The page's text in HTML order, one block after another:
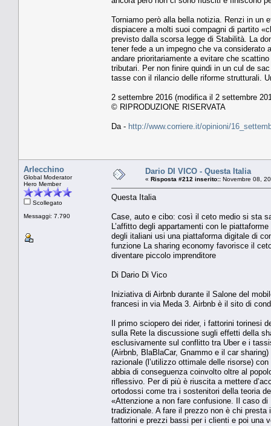
Torniamo però alla bella notizia. Renzi in un
dispiacere a molti suoi compagni di partito
previsto dalla scorsa legge di Stabilità. La
tener fede a un impegno che va considerato
andare prioritariamente a evitare che
tributari. Per non finire quindi in un cul de
tasse con il rilancio delle riforme strutturali.
2 settembre 2016 (modifica il 2 settembre
© RIPRODUZIONE RISERVATA
Da - http://www.corriere.it/opinioni/
Arlecchino
Global Moderator
Hero Member
Scollegato
Messaggi: 7.790
Dario DI VICO - Questa Italia
« Risposta #212 inserito:: Novembre 08,
Questa Italia
Case, auto e cibo: così il ceto medio si sta
L’affitto degli appartamenti con le
degli italiani usi una piattaforma digitale di
funzione La sharing economy favorisce il
diventare piccolo imprenditore
Di Dario Di Vico
Iniziativa di Airbnb durante il Salone del
francesi in via Meda 3. Airbnb è il sito di
Il primo sciopero dei rider, i fattorini torinesi
sulla Rete la discussione sugli effetti della
esclusivamente sul conflitto tra Uber e i
(Airbnb, BlaBlaCar, Gnammo e il car
razionale (l’utilizzo ottimale delle risorse)
abbia di conseguenza coinvolto oltre al
riflessivo. Per di più è riuscita a mettere
ortodossi come tra i sostenitori della teoria
«Attenzione a non fare confusione. Il caso
tradizionale. A fare il prezzo non è chi
fattorini e prezzi bassi per i clienti e poi una